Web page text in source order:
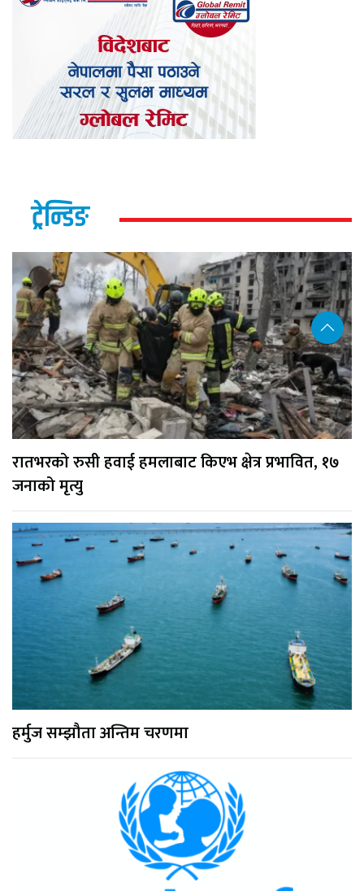
ट्रेन्डिङ
रातभरको रुसी हवाई हमलाबाट किएभ क्षेत्र प्रभावित, १७
जनाको मृत्यु
हर्मुज सम्झौता अन्तिम चरणमा